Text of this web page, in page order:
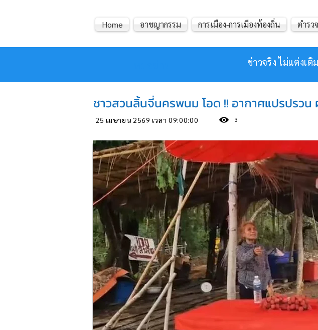
ข่าวจริง ไม่แต่งเ
Home อาชญากรรม การเมือง-การเมืองท้องถิ่น ตำรว
ชาวสวนลิ้นจี่นครพนม โอด !! อากาศแปรปรว
25 เมษายน 2569 เวลา 09:00:00 3